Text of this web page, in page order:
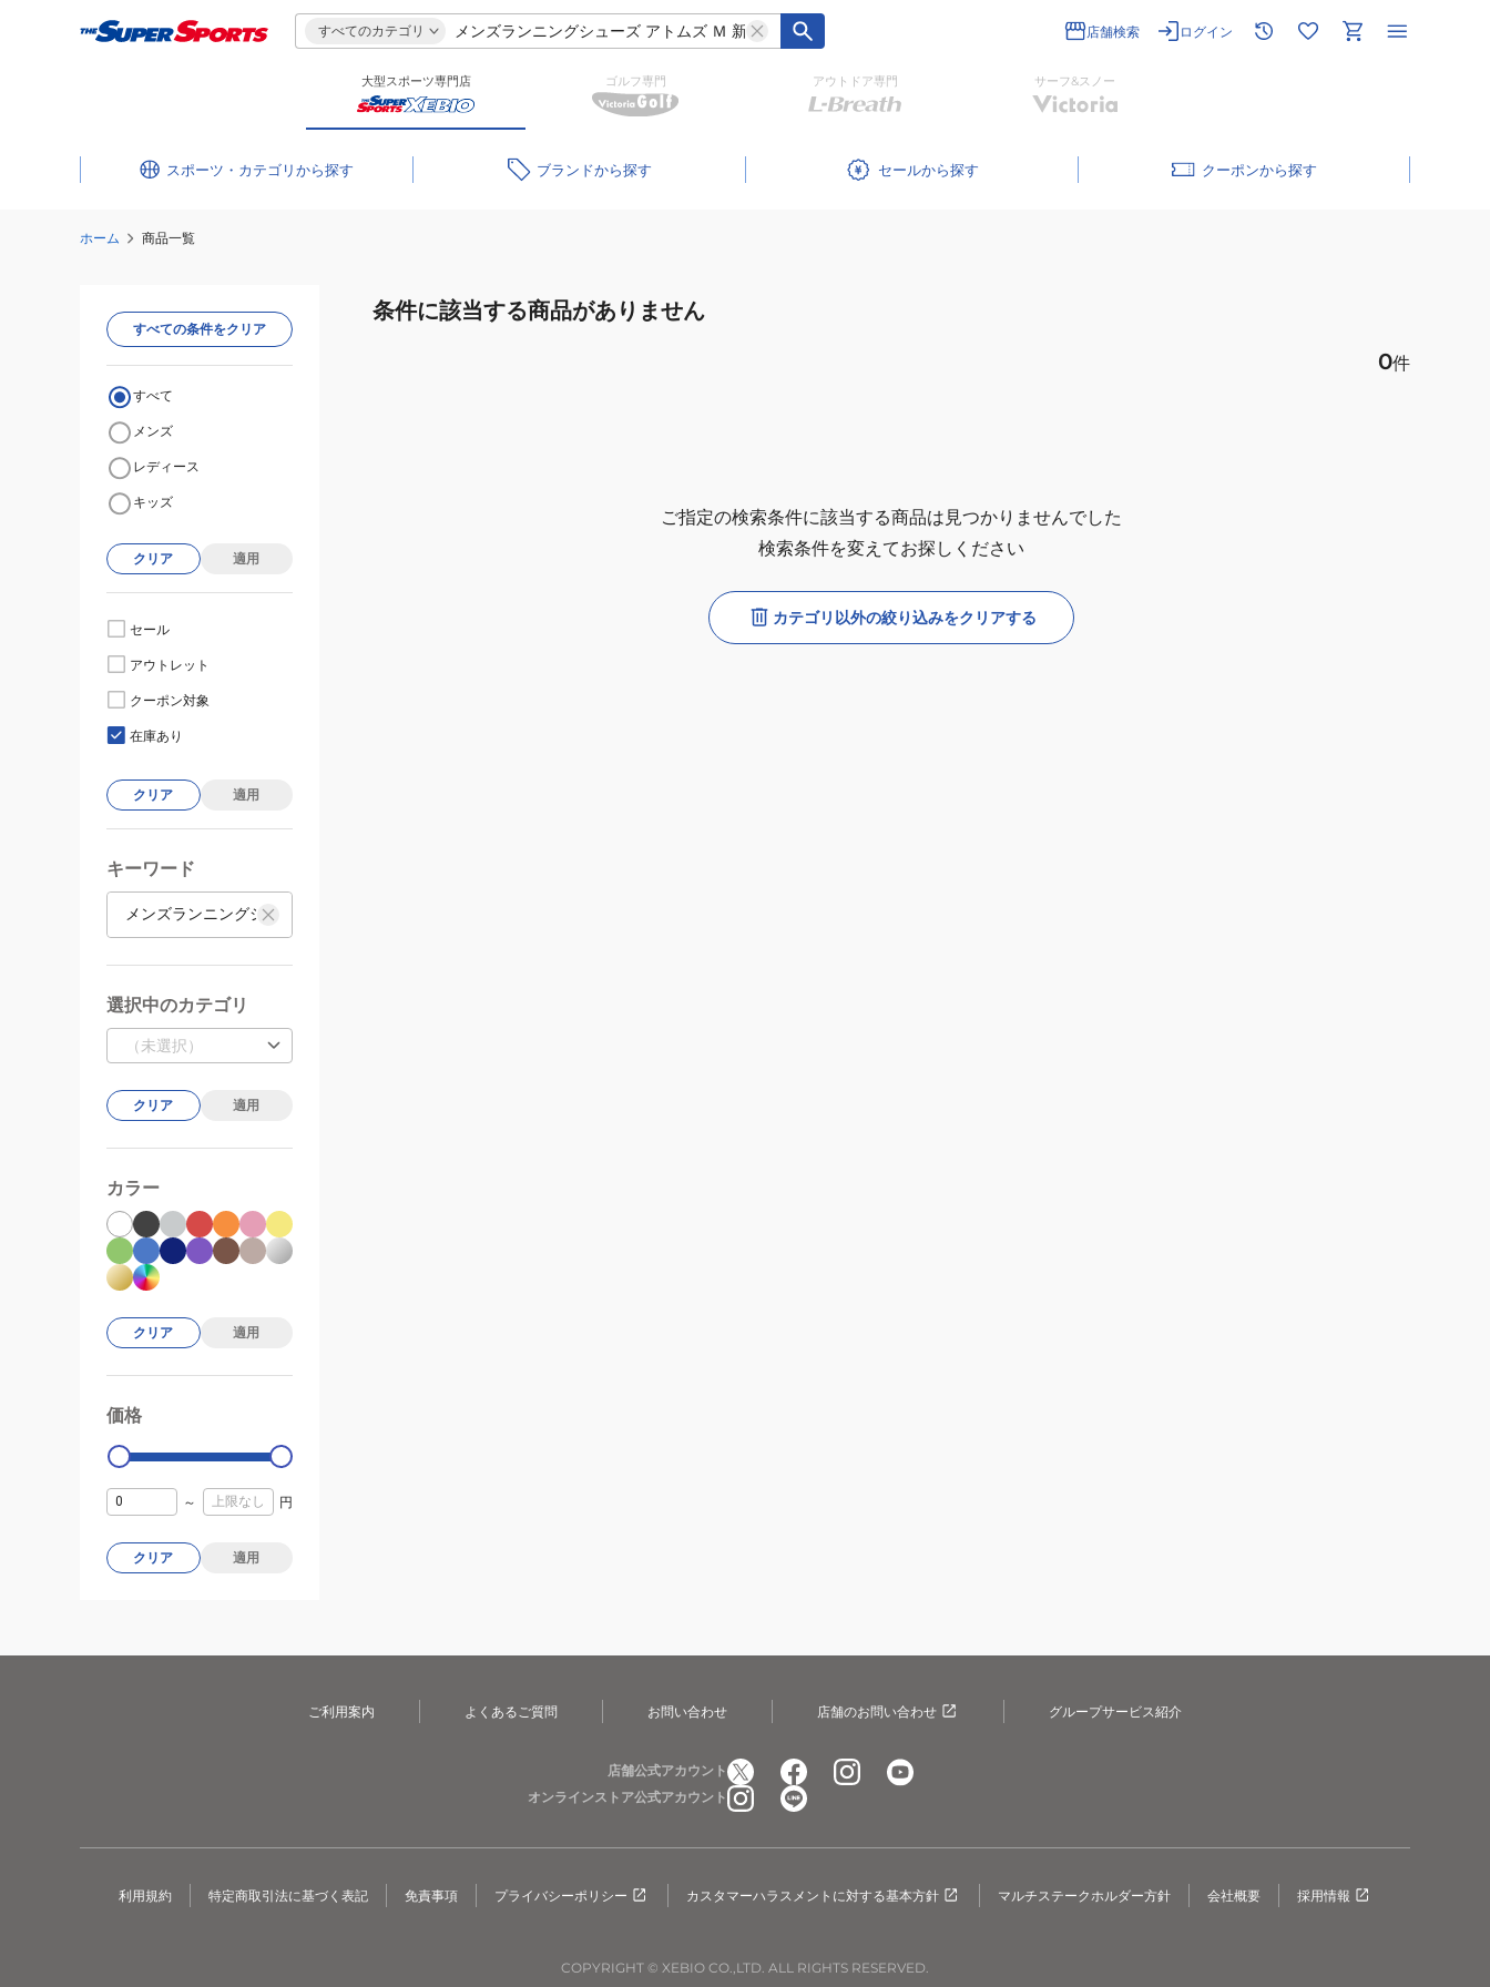
すべてのカテゴリ 店舗検索 ログイン
大型スポーツ専門店 ゴルフ専門 アウトドア専門 サーフ&スノー
スポーツ・カテゴリ ブランド セール クーポン
ホーム 商品一覧
条件に該当する商品がありません
0件
ご指定の検索条件に該当する商品は見つかりませんでした
検索条件を変えてお探しください
カテゴリ以外の絞り込みをクリアする
すべての条件をクリア
すべて
メンズ
レディース
キッズ
クリア 適用
セール
アウトレット
クーポン対象
在庫あり
クリア 適用
キーワード
選択中のカテゴリ
（未選択）
クリア 適用
カラー
クリア 適用
価格
0
～ 円
クリア 適用
ご利用案内 よくあるご質問 お問い合わせ 店舗のお問い合わせ グループサービス紹介
店舗公式アカウント
オンラインストア公式アカウント
利用規約 特定商取引法に基づく表記 免責事項 プライバシーポリシー カスタマーハラスメントに対する基本方針 マルチステークホルダー方針 会社概要 採用情報
COPYRIGHT © XEBIO CO.,LTD. ALL RIGHTS RESERVED.